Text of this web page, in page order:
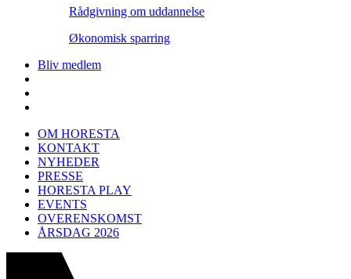
Rådgivning om uddannelse
Økonomisk sparring
Bliv medlem
OM HORESTA
KONTAKT
NYHEDER
PRESSE
HORESTA PLAY
EVENTS
OVERENSKOMST
ÅRSDAG 2026